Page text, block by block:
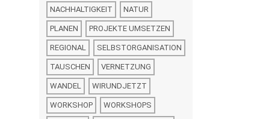
NACHHALTIGKEIT NATUR
PLANEN PROJEKTE UMSETZEN
REGIONAL SELBSTORGANISATION
TAUSCHEN VERNETZUNG
WANDEL WIRUNDJETZT
WORKSHOP WORKSHOPS